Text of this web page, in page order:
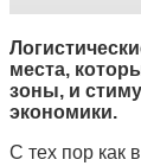
места,
зоны, и
экономики.
С тех пор как